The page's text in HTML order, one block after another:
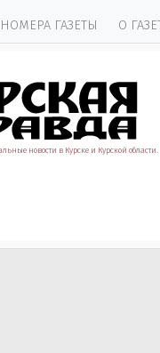
НОМЕРА ГАЗЕТЫ О
новости в Курске и Курской области.